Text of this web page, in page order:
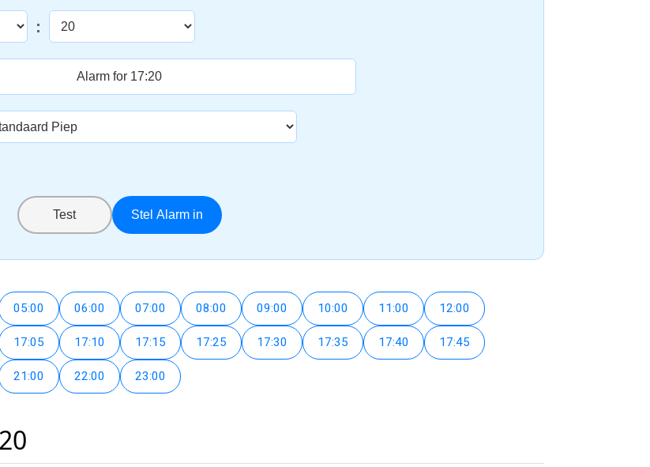
:
Test Stel Alarm in
05:00 06:00 07:00 08:00 09:00 10:00 11:00 12:00
17:05 17:10 17:15 17:25 17:30 17:35 17:40 17:45
21:00 22:00 23:00